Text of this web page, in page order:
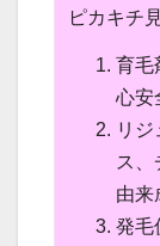
ピカキチ
育毛
心安
リ
ス、
由来
発毛